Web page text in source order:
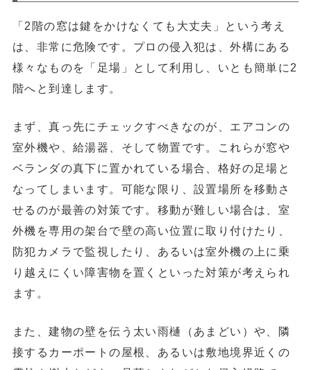
「2階の窓は鍵をかけなくても大丈夫」という考え
は、非常に危険です。プロの侵入犯は、外構にある
様々なものを「足場」として利用し、いとも簡単に2
階へと到達 します。
まず、真っ先にチェックすべきなのが、 エアコンの
室外機や、給湯器、そして物置 です。これらが窓や
ベランダの真下に置かれている場合、格好の足場と
なってしまいます。可能な限り、設置場所を移動さ
せるのが最善の対策です。移動が難しい場合は、室
外機を専用の架台で壁の高い位置に取り付けたり、
防犯カメラで監視したり、あるいは室外機の上に乗
り越えにくい障害物を置くといった対策が考えられ
ます。
また、建物の壁を伝う太い雨樋（あまどい）や、隣
接するカーポートの屋根、あるいは敷地境界近くの